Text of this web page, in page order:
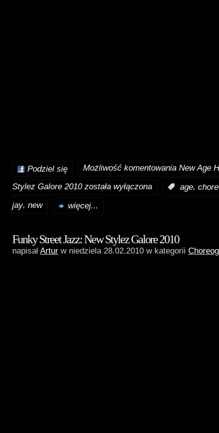
Podziel się Możliwość komentowania New Age
Stylez Galore 2010została wyłączona age,
jay, new więcej...
Funky Street Jazz: New Stylez Galore 2010
napisał Artur w niedziela 28.02.2010 w kategorii